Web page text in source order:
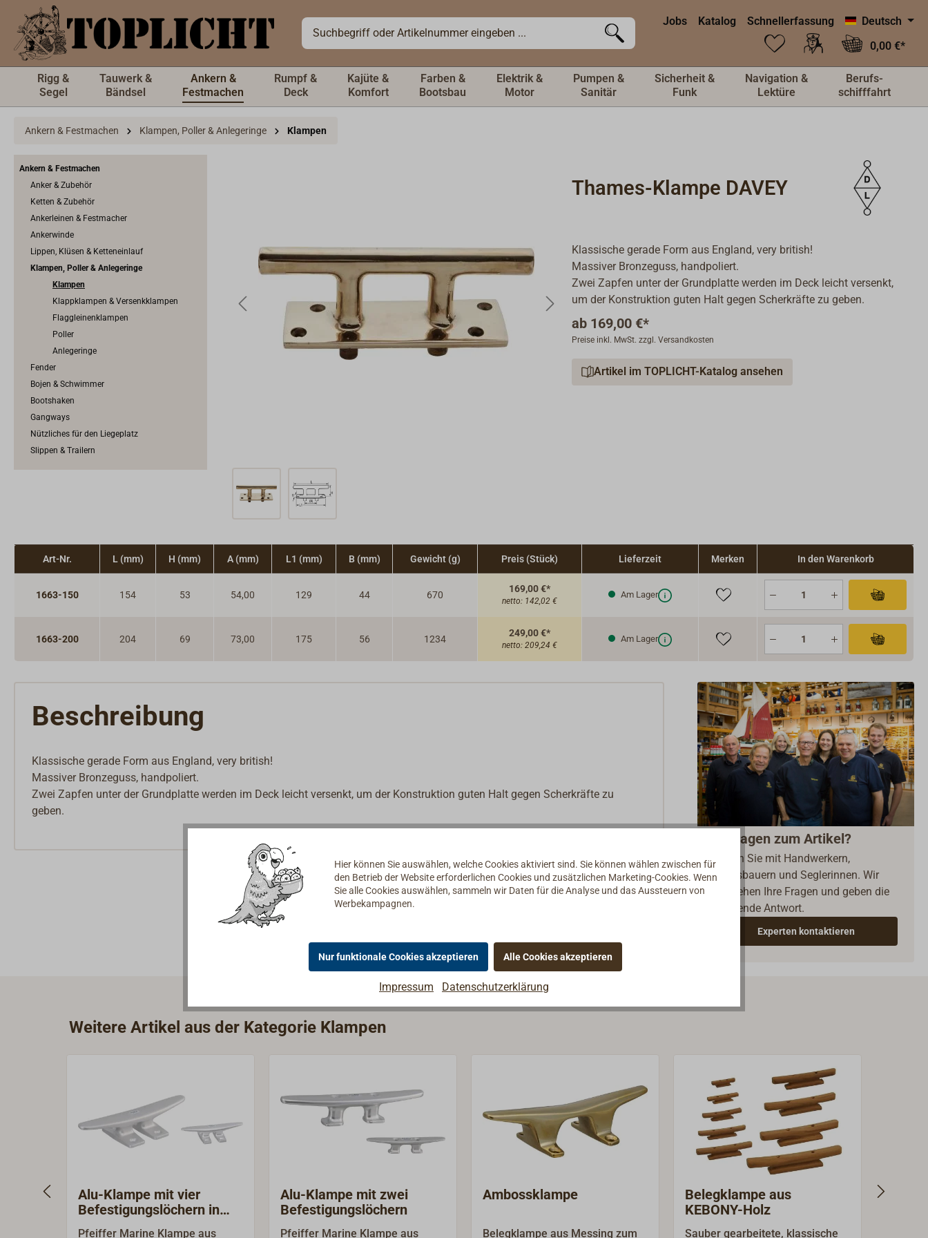
springen Jobs Katalog Schnellerfassung
Deutsch
0,00 €*
Rigg &
Segel
Tauwerk &
Bändsel
Ankern &
Festmachen
Rumpf &
Deck
Kajüte &
Komfort
Farben &
Bootsbau
Elektrik &
Motor
Pumpen &
Sanitär
Sicherheit &
Funk
Navigation &
Lektüre
Berufs-
schifffahrt
Ankern & Festmachen Klampen, Poller & Anlegeringe Klampen
Ankern & Festmachen
Anker & Zubehör
Ketten & Zubehör
Ankerleinen & Festmacher
Ankerwinde
Lippen, Klüsen & Ketteneinlauf
Klampen, Poller & Anlegeringe
Klampen
Klappklampen & Versenkklampen
Flaggleinenklampen
Poller
Anlegeringe
Fender
Bojen & Schwimmer
Bootshaken
Gangways
Nützliches für den Liegeplatz
Slippen & Trailern
Thames-Klampe DAVEY
Klassische gerade Form aus England, very british!
Massiver Bronzeguss, handpoliert.
Zwei Zapfen unter der Grundplatte werden im Deck leicht versenkt,
um der Konstruktion guten Halt gegen Scherkräfte zu geben.
ab 169,00 €*
Preise inkl. MwSt. zzgl. Versandkosten
Artikel im TOPLICHT-Katalog ansehen
Art-Nr. L (mm) H (mm) A (mm) L1 (mm) B (mm) Gewicht (g) Preis (Stück) Lieferzeit Merken In den Warenkorb
1663-150 154 53 54,00 129 44 670
169,00 €*
netto: 142,02 €
Am Lager
1663-200 204 69 73,00 175 56 1234
249,00 €*
netto: 209,24 €
Am Lager
Beschreibung
Klassische gerade Form aus England, very british!
Massiver Bronzeguss, handpoliert.
Zwei Zapfen unter der Grundplatte werden im Deck leicht versenkt, um der Konstruktion guten Halt gegen Scherkräfte zu
geben.
Fragen zum Artikel?
Reden Sie mit Handwerkern,
Bootsbauern und Seglerinnen. Wir
verstehen Ihre Fragen und geben die
passende Antwort.
Experten kontaktieren
Weitere Artikel aus der Kategorie Klampen
Alu-Klampe mit vier
Befestigungslöchern in
zwei Füßen
Pfeiffer Marine Klampe aus
Alu-Klampe mit zwei
Befestigungslöchern
Pfeiffer Marine Klampe aus
Ambossklampe
Belegklampe aus Messing zum
Belegklampe aus
KEBONY-Holz
Sauber gearbeitete, klassische
Hier können Sie auswählen, welche Cookies aktiviert sind. Sie können wählen zwischen für
den Betrieb der Website erforderlichen Cookies und zusätzlichen Marketing-Cookies. Wenn
Sie alle Cookies auswählen, sammeln wir Daten für die Analyse und das Aussteuern von
Werbekampagnen.
Nur funktionale Cookies akzeptieren Alle Cookies akzeptieren
Impressum Datenschutzerklärung